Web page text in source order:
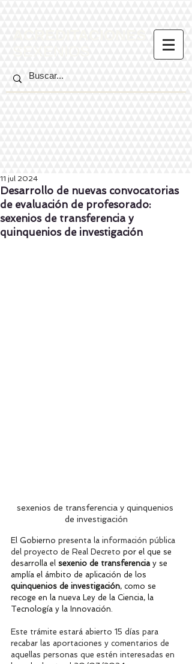
Desarrollo de nuevas convocatorias
de evaluación de profesorado:
sexenios de transferencia y
quinquenios de investigación
11 jul 2024
sexenios de transferencia y quinquenios
de investigación
El Gobierno presenta la información pública
del proyecto de Real Decreto por el que se
desarrolla el sexenio de transferencia y se
amplía el ámbito de aplicación de los
quinquenios de investigación, como se
recoge en la nueva Ley de la Ciencia, la
Tecnología y la Innovación.
Este trámite estará abierto 15 días para
recabar las aportaciones y comentarios de
aquellas personas que estén interesadas en